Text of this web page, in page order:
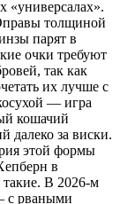
«универсалах».
толщиной
парят в
очки требуют
так как
их лучше с
— игра
кошачий
далеко за виски.
этой формы
в
В 2026-м
с рваными